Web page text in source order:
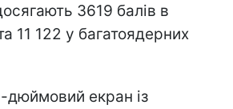
3619 балів в
11 122 у багатоядерних
дюймовий екран із